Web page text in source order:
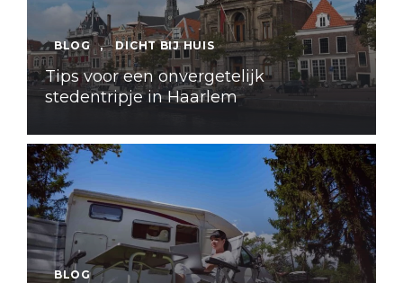
BLOG , DICHT BIJ HUIS
Tips voor een onvergetelijk
stedentripje in Haarlem
BLOG